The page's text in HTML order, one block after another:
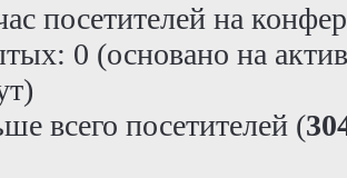
посетителей на
0 (основано на
всего посетителей (